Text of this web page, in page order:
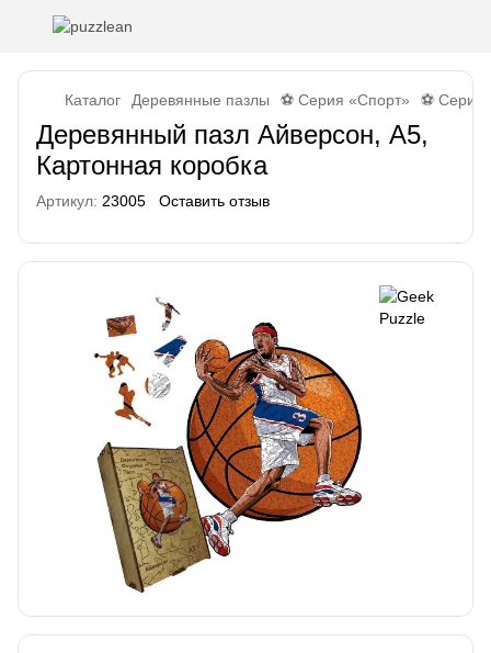
Каталог Деревянные пазлы ⚽ Серия «Спорт» ⚽ Серия
Деревянный пазл Айверсон, А5,
Картонная коробка
Артикул: 23005 Оставить отзыв